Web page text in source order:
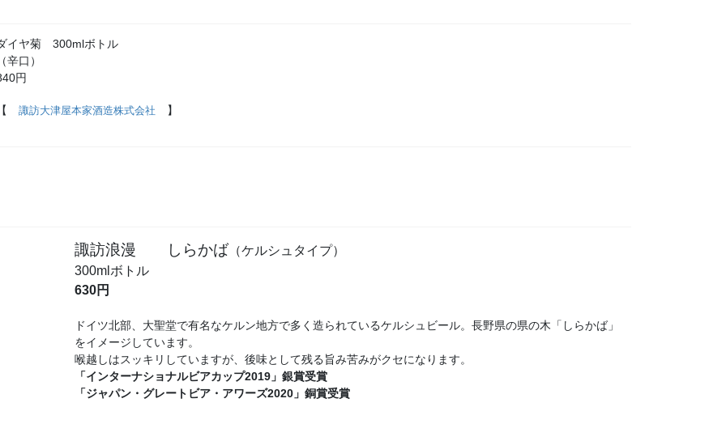
イヤ菊 300mlボトル
辛口）
円
諏訪大津屋本家酒造株式会社 】
諏訪浪漫 しらかば （ケルシュタイプ）
300mlボトル
630円
ドイツ北部、大聖堂で有名なケルン地方で多く造られているケルシュビール。長野県の県の木「しらかば」
をイメージしています。
喉越しはスッキリしていますが、後味として残る旨み苦みがクセになります。
「インターナショナルビアカップ2019」銀賞受賞
「ジャパン・グレートビア・アワーズ2020」銅賞受賞